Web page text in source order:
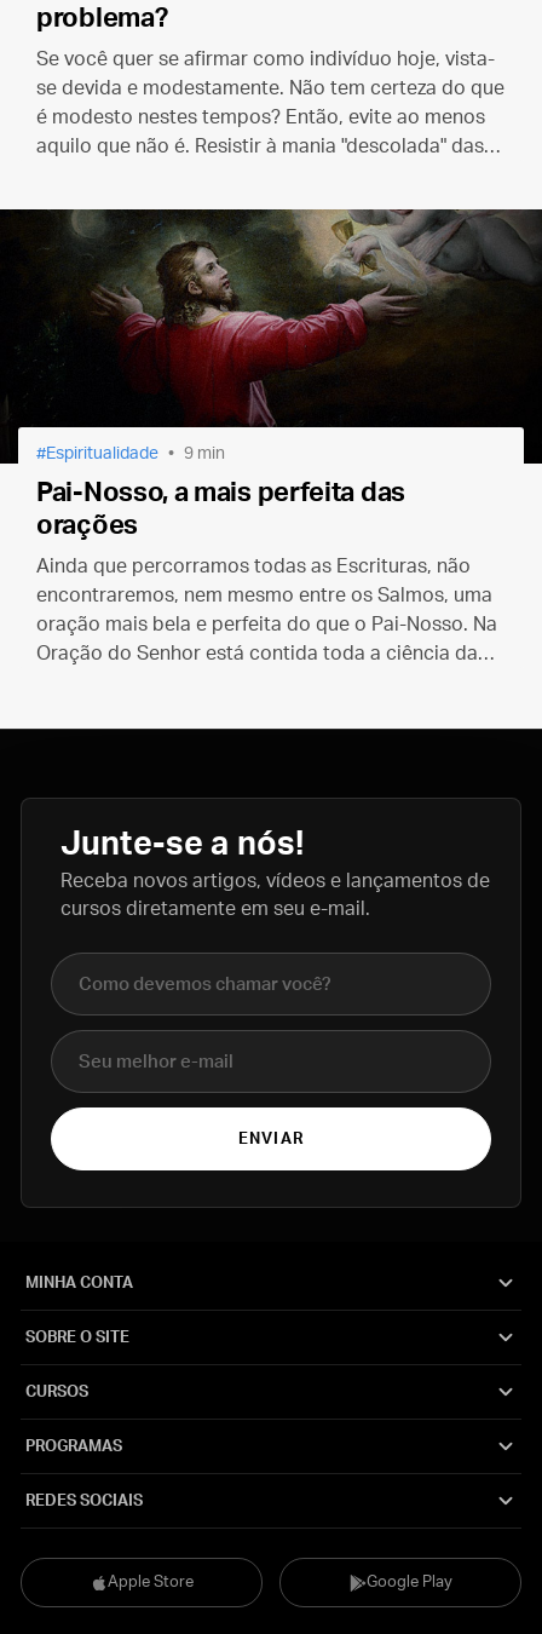
problema?
Se você quer se afirmar como indivíduo hoje, vista-
se devida e modestamente. Não tem certeza do que
é modesto nestes tempos? Então, evite ao menos
aquilo que não é. Resistir à mania "descolada" das
Espiritualidade 9 min
Pai-Nosso, a mais perfeita das
orações
Ainda que percorramos todas as Escrituras, não
encontraremos, nem mesmo entre os Salmos, uma
oração mais bela e perfeita do que o Pai-Nosso. Na
Oração do Senhor está contida toda a ciência da
Junte-se a nós!
Receba novos artigos, vídeos e lançamentos de
cursos diretamente em seu e-mail.
Nome completo
E-mail
ENVIAR
Apple Store Google Play
MINHA CONTA
SOBRE O SITE
CURSOS
PROGRAMAS
REDES SOCIAIS